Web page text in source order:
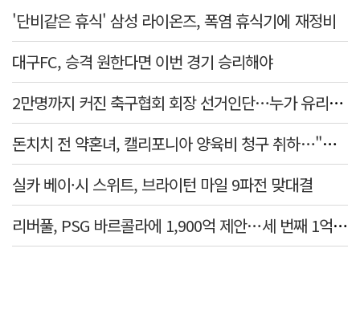
'단비같은 휴식' 삼성 라이온즈, 폭염 휴식기에 재정비
대구FC, 승격 원한다면 이번 경기 승리해야
2만명까지 커진 축구협회 회장 선거인단…누가 유리할까
돈치치 전 약혼녀, 캘리포니아 양육비 청구 취하…"합의로 해결"
실카 베이·시 스위트, 브라이턴 마일 9파전 맞대결
리버풀, PSG 바르콜라에 1,900억 제안…세 번째 1억 파운드 영입 추진